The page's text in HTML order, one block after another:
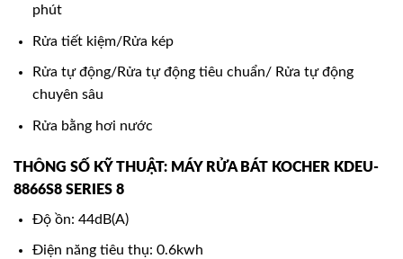
phút
Rửa tiết kiệm/Rửa kép
Rửa tự động/Rửa tự động tiêu chuẩn/ Rửa tự động
chuyên sâu
Rửa bằng hơi nước
THÔNG SỐ KỸ THUẬT: MÁY RỬA BÁT KOCHER KDEU-
8866S8 SERIES 8
Độ ồn: 44dB(A)
Điện năng tiêu thụ: 0.6kwh